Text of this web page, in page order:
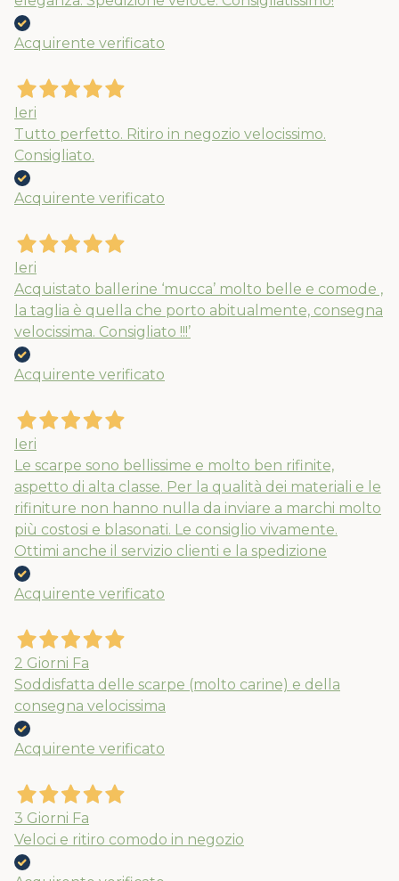
Acquirente verificato
Ieri
Tutto perfetto. Ritiro in negozio velocissimo.
Consigliato.
Acquirente verificato
Ieri
Acquistato ballerine ‘mucca’ molto belle e comode ,
la taglia è quella che porto abitualmente, consegna
velocissima. Consigliato !!!’
Acquirente verificato
Ieri
Le scarpe sono bellissime e molto ben rifinite,
aspetto di alta classe. Per la qualità dei materiali e le
rifiniture non hanno nulla da inviare a marchi molto
più costosi e blasonati. Le consiglio vivamente.
Ottimi anche il servizio clienti e la spedizione
Acquirente verificato
2 Giorni Fa
Soddisfatta delle scarpe (molto carine) e della
consegna velocissima
Acquirente verificato
3 Giorni Fa
Veloci e ritiro comodo in negozio
Nuovi ribassi fino al 70%
chiusura solo per gli ordini effettuati
entro il 5/08
APPROFITTANE ORA